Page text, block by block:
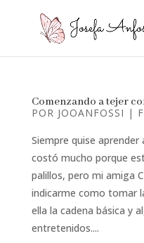
Comenzando a tejer
POR JOOANFOSSI |
Siempre quise
costó mucho porque
palillos, pero mi amiga
indicarme como tomar
ella la cadena básica y
entretenidos....